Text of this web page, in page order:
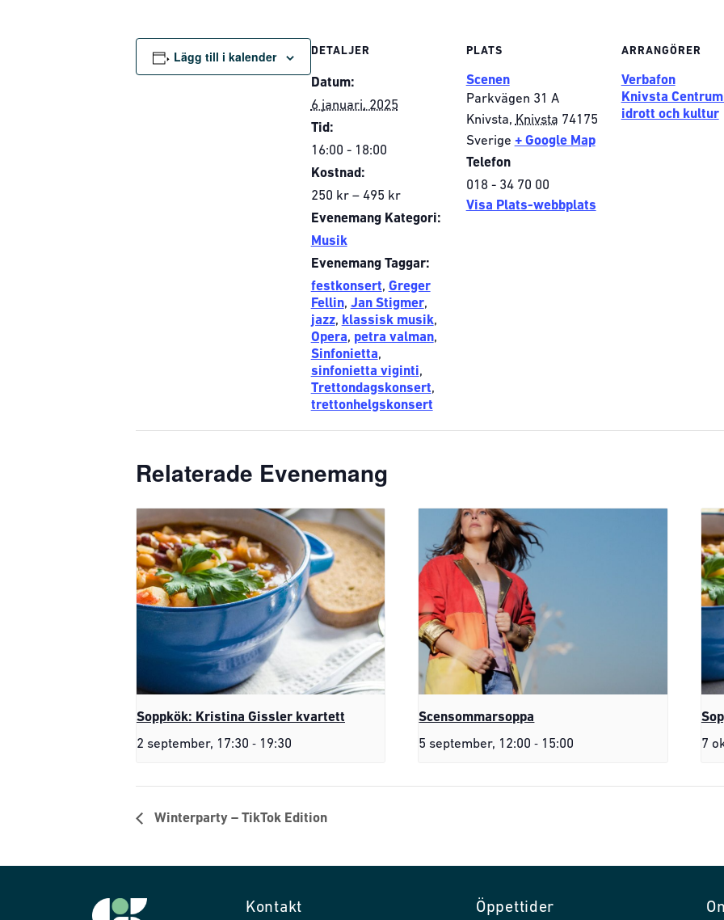
Lägg till i kalender DETALJER
Datum:
6 januari, 2025
Tid:
16:00 - 18:00
Kostnad:
250 kr – 495 kr
Evenemang Kategori:
Musik
Evenemang Taggar:
festkonsert, Greger
Fellin, Jan Stigmer,
jazz, klassisk musik,
Opera, petra valman,
Sinfonietta,
sinfonietta viginti,
Trettondagskonsert,
trettonhelgskonsert
PLATS
Scenen
Parkvägen 31 A
Knivsta, Knivsta 74175
Sverige + Google Map
Telefon
018 - 34 70 00
Visa Plats-webbplats
ARRANGÖRER
Verbafon
Knivsta
idrott och kultur
Relaterade Evenemang
Soppkök: Kristina Gissler kvartett
2 september, 17:30 - 19:30
Scensommarsoppa
5 september, 12:00 - 15:00
7
Winterparty – TikTok Edition
Kontakt Öppettider